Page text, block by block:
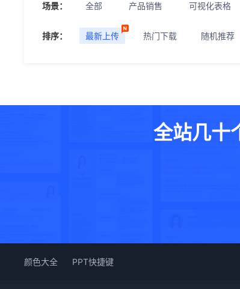
场景： 全部 产品销售 可视化表格
排序： 最新上传 热门下载 随机推荐
全站几十
颜色大全 PPT快捷键